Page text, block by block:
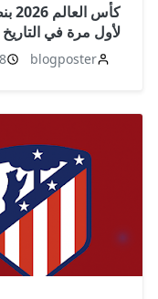
لأول مرة في التاريخ
blogposter